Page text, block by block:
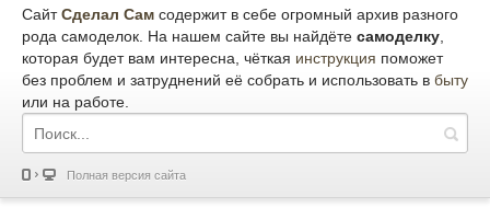
СайтСделал Сам содержит в себе огромный архив разного
рода самоделок. На нашем сайте вы найдёте самоделку
которая будет вам интересна, чёткая инструкция поможет
без проблем и затруднений её собрать и использовать в быту
или на работе.
Полная версия сайта